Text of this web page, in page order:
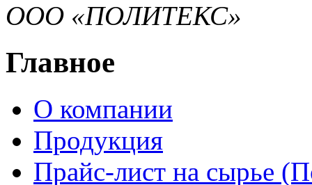
ООО «ПОЛИТЕКС»
Главное
О компании
Продукция
Прайс-лист на сырье